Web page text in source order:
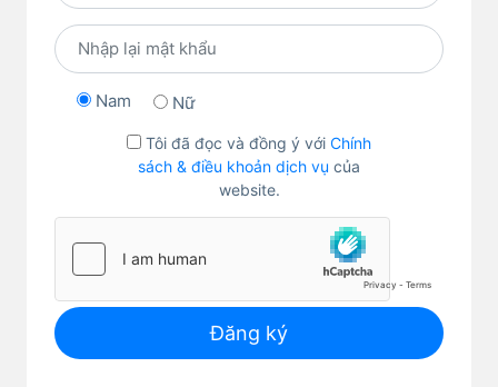
Nam Nữ
Tôi đã đọc và đồng ý với Chính
sách & điều khoản dịch vụ của
website.
Đăng ký